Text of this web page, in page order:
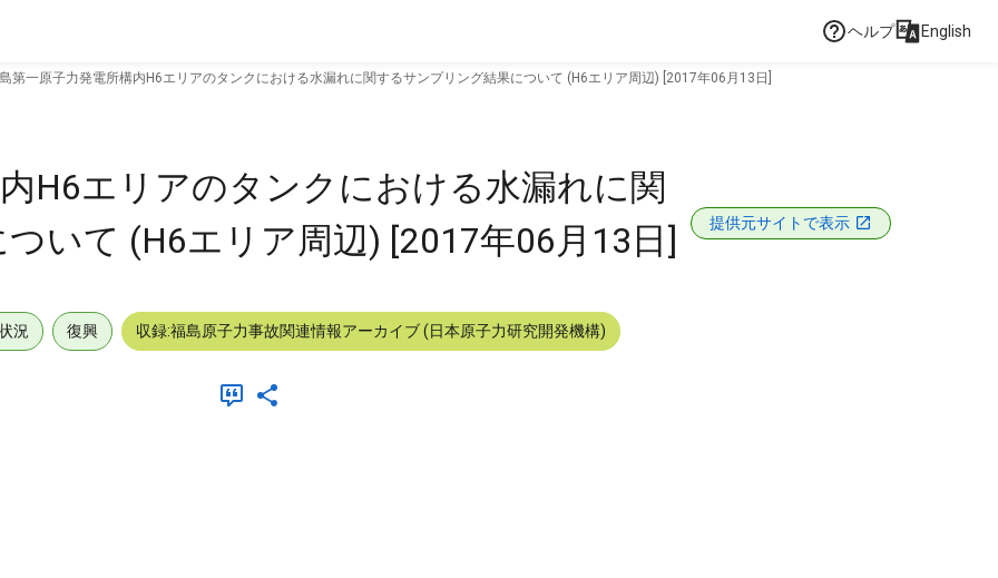
ヘルプ English
第一原子力発電所構内H6エリアのタンクにおける水漏れに関するサンプリング結果について (H6エリア周辺) [2017年06月13日]
H6エリアのタンクにおける水漏れに関
いて (H6エリア周辺) [2017年06月13日]
提供元サイトで表示
況 復興 収録:福島原子力事故関連情報アーカイブ (日本原子力研究開発機構)